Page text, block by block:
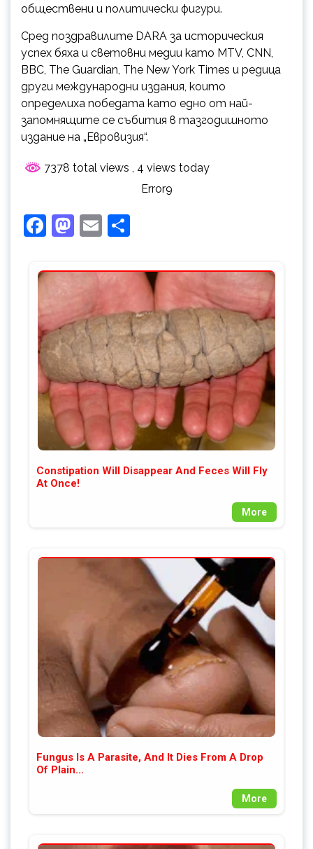
обществени и политически фигури.
Сред поздравилите DARA за историческия
успех бяха и световни медии като MTV, CNN,
BBC, The Guardian, The New York Times и редица
други международни издания, които
определиха победата като едно от най-
запомнящите се събития в тазгодишното
издание на „Евровизия“.
7378 total views , 4 views today
Error9
Facebook
Mastodon
Email
Constipation Will Disappear And Feces Will Fly
At Once!
More
Fungus Is A Parasite, And It Dies From A Drop
Of Plain...
More